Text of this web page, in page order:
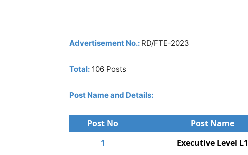
Advertisement No.: RD/FTE-2023
Total: 106 Posts
Post Name and Details:
Post No Post Name
1
Executive Level L1